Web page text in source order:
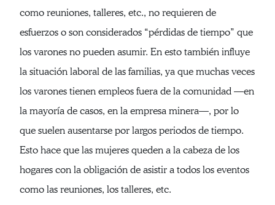
como reuniones, talleres, etc., no requieren de
esfuerzos o son considerados “pérdidas de tiempo” que
los varones no pueden asumir. En esto también influye
la situación laboral de las familias, ya que muchas veces
los varones tienen empleos fuera de la comunidad —en
la mayoría de casos, en la empresa minera—, por lo
que suelen ausentarse por largos periodos de tiempo.
Esto hace que las mujeres queden a la cabeza de los
hogares con la obligación de asistir a todos los eventos
como las reuniones, los talleres, etc.